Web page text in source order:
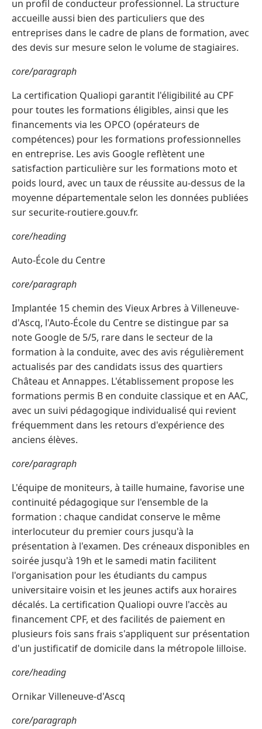
un profil de conducteur professionnel. La structure
accueille aussi bien des particuliers que des
entreprises dans le cadre de plans de formation, avec
des devis sur mesure selon le volume de stagiaires.
core/paragraph
La certification Qualiopi garantit l'éligibilité au CPF
pour toutes les formations éligibles, ainsi que les
financements via les OPCO (opérateurs de
compétences) pour les formations professionnelles
en entreprise. Les avis Google reflètent une
satisfaction particulière sur les formations moto et
poids lourd, avec un taux de réussite au-dessus de la
moyenne départementale selon les données publiées
sur securite-routiere.gouv.fr.
core/heading
Auto-École du Centre
core/paragraph
Implantée 15 chemin des Vieux Arbres à Villeneuve-
d'Ascq, l'Auto-École du Centre se distingue par sa
note Google de 5/5, rare dans le secteur de la
formation à la conduite, avec des avis régulièrement
actualisés par des candidats issus des quartiers
Château et Annappes. L'établissement propose les
formations permis B en conduite classique et en AAC,
avec un suivi pédagogique individualisé qui revient
fréquemment dans les retours d'expérience des
anciens élèves.
core/paragraph
L'équipe de moniteurs, à taille humaine, favorise une
continuité pédagogique sur l'ensemble de la
formation : chaque candidat conserve le même
interlocuteur du premier cours jusqu'à la
présentation à l'examen. Des créneaux disponibles en
soirée jusqu'à 19h et le samedi matin facilitent
l'organisation pour les étudiants du campus
universitaire voisin et les jeunes actifs aux horaires
décalés. La certification Qualiopi ouvre l'accès au
financement CPF, et des facilités de paiement en
plusieurs fois sans frais s'appliquent sur présentation
d'un justificatif de domicile dans la métropole lilloise.
core/heading
Ornikar Villeneuve-d'Ascq
core/paragraph